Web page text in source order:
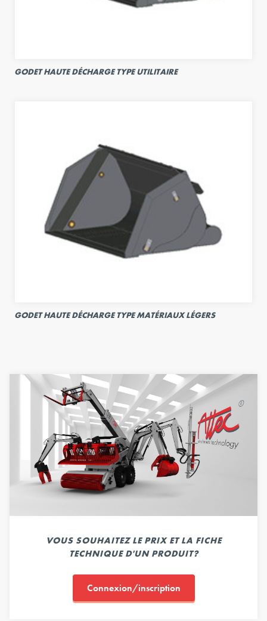
GODET HAUTE DÉCHARGE TYPE UTILITAIRE
GODET HAUTE DÉCHARGE TYPE MATÉRIAUX LÉGERS
VOUS SOUHAITEZ LE PRIX ET LA FICHE
TECHNIQUE D'UN PRODUIT?
Connexion/inscription